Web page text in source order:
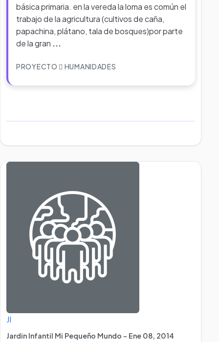
básica primaria. en la vereda la loma es común el
trabajo de la agricultura (cultivos de caña,
papachina, plátano, tala de bosques)por parte
de la gran ...
PROYECTO HUMANIDADES
JI
Jardin Infantil Mi Pequeño Mundo - Ene 08, 2014